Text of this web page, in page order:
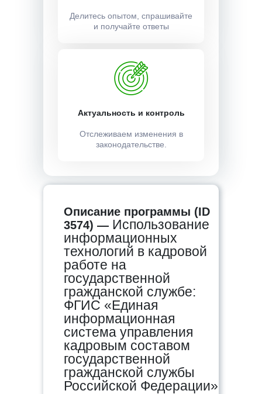
Делитесь опытом, спрашивайте
и получайте ответы
Актуальность и контроль
Отслеживаем изменения в
законодательстве.
Описание программы (ID
3574) — Использование
информационных
технологий в кадровой
работе на
государственной
гражданской службе:
ФГИС «Единая
информационная
система управления
кадровым составом
государственной
гражданской службы
Российской Федерации»